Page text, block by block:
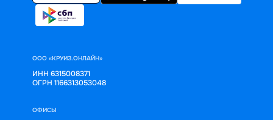
ООО «КРУИЗ.ОНЛАЙН»
ИНН 6315008371
ОГРН 1166313053048
ОФИСЫ